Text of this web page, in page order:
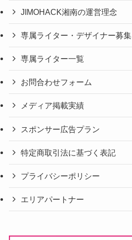
JIMOHACK湘南の運営理念
専属ライター・デザイナー募集
専属ライター一覧
お問合わせフォーム
メディア掲載実績
スポンサー広告プラン
特定商取引法に基づく表記
プライバシーポリシー
エリアパートナー